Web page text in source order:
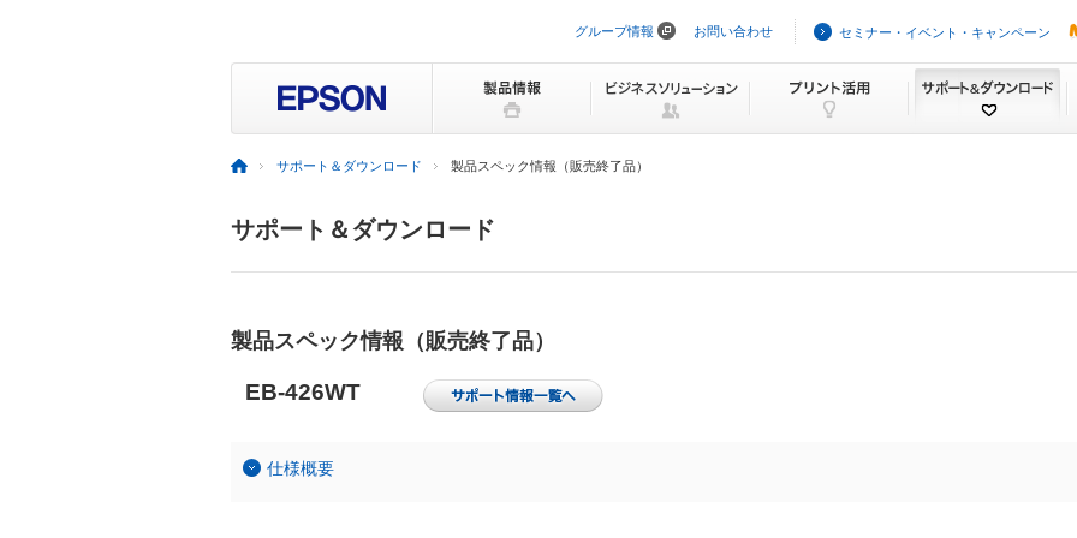
ビ
ョ
を
グループ情報 お問い合わせ セミナー・イベント・キャンペーン
サポート＆ダウンロード 製品スペック情報（販売終了品）
サポート＆ダウンロード
製品スペック情報（販売終了品）
EB-426WT
仕様概要